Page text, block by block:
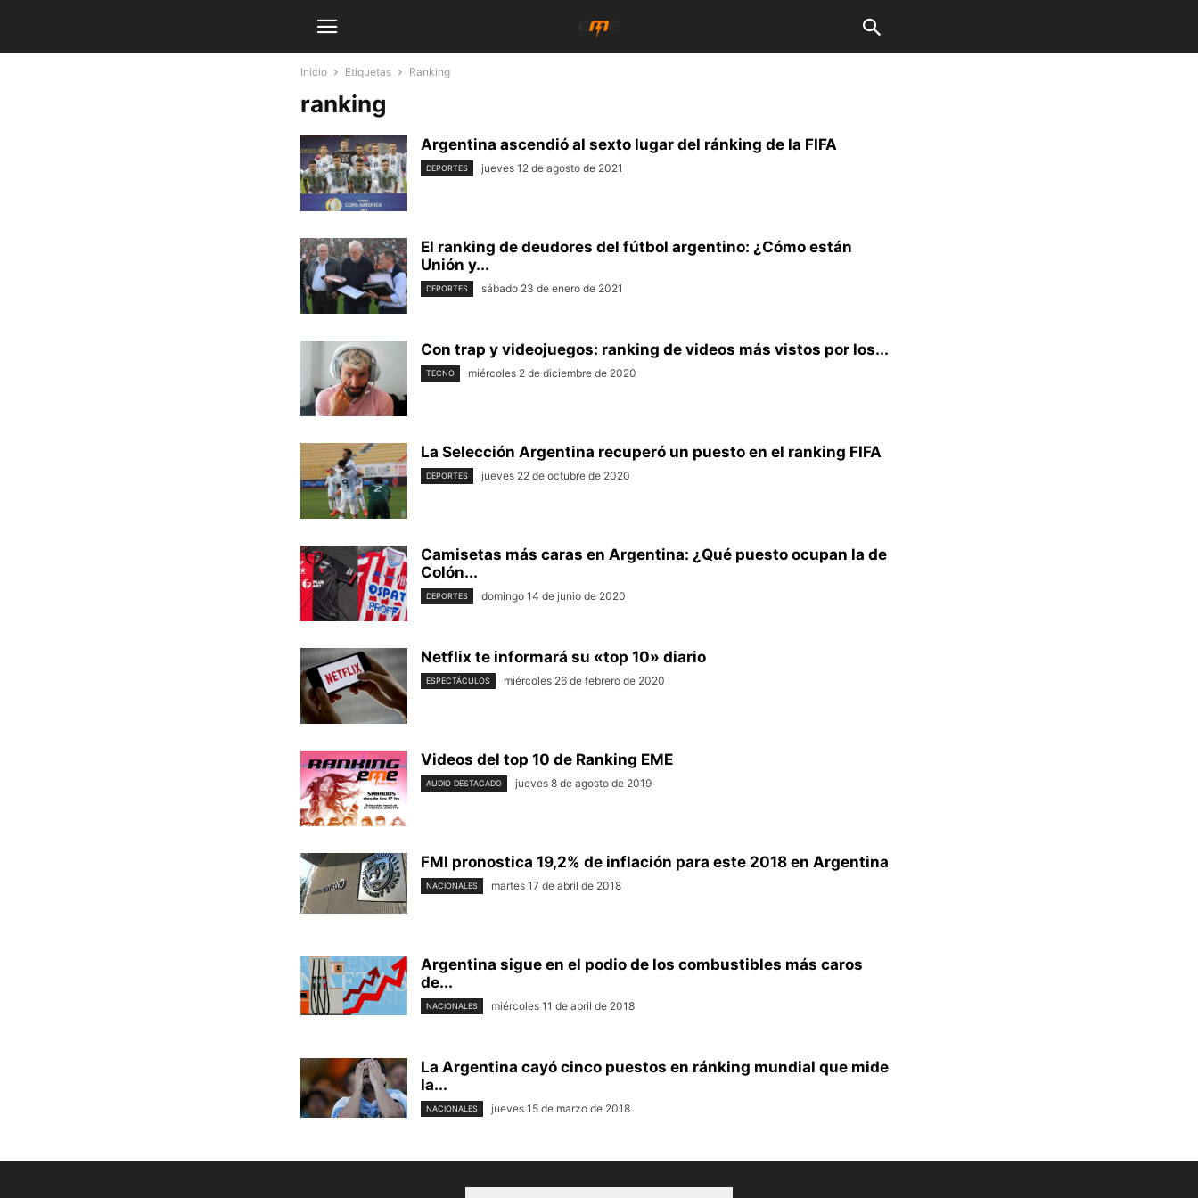
Inicio Etiquetas Ranking
ranking
Argentina ascendió al sexto lugar del ránking de la FIFA
DEPORTES jueves 12 de agosto de 2021
El ranking de deudores del fútbol argentino: ¿Cómo están
Unión y...
DEPORTES sábado 23 de enero de 2021
Con trap y videojuegos: ranking de videos más vistos por los...
TECNO miércoles 2 de diciembre de 2020
La Selección Argentina recuperó un puesto en el ranking FIFA
DEPORTES jueves 22 de octubre de 2020
Camisetas más caras en Argentina: ¿Qué puesto ocupan la de
Colón...
DEPORTES domingo 14 de junio de 2020
Netflix te informará su «top 10» diario
ESPECTÁCULOS miércoles 26 de febrero de 2020
Videos del top 10 de Ranking EME
AUDIO DESTACADO jueves 8 de agosto de 2019
FMI pronostica 19,2% de inflación para este 2018 en Argentina
NACIONALES martes 17 de abril de 2018
Argentina sigue en el podio de los combustibles más caros
de...
NACIONALES miércoles 11 de abril de 2018
La Argentina cayó cinco puestos en ránking mundial que mide
la...
NACIONALES jueves 15 de marzo de 2018